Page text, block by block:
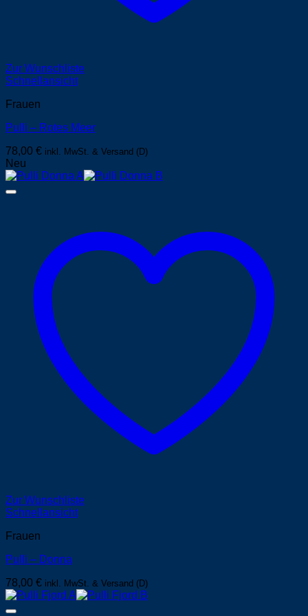
Zur Wunschliste
Schnellansicht
Frauen
Pulli – Rotes Meer
78,00 € inkl. MwSt. & Versand (D)
Neu
Zur Wunschliste
Schnellansicht
Frauen
Pulli – Donna
78,00 € inkl. MwSt. & Versand (D)